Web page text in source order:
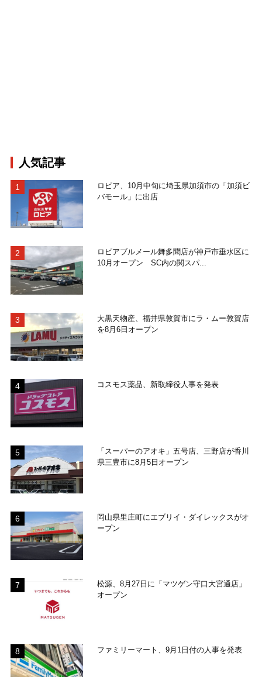
人気記事
ロピア、10月中旬に埼玉県加須市の「加須ビ
バモール」に出店
ロピアブルメール舞多聞店が神戸市垂水区に
10月オープン SC内の関スパ...
大黒天物産、福井県敦賀市にラ・ムー敦賀店
を8月6日オープン
コスモス薬品、新取締役人事を発表
「スーパーのアオキ」五号店、三野店が香川
県三豊市に8月5日オープン
岡山県里庄町にエブリイ・ダイレックスがオ
ープン
松源、8月27日に「マツゲン守口大宮通店」
オープン
ファミリーマート、9月1日付の人事を発表